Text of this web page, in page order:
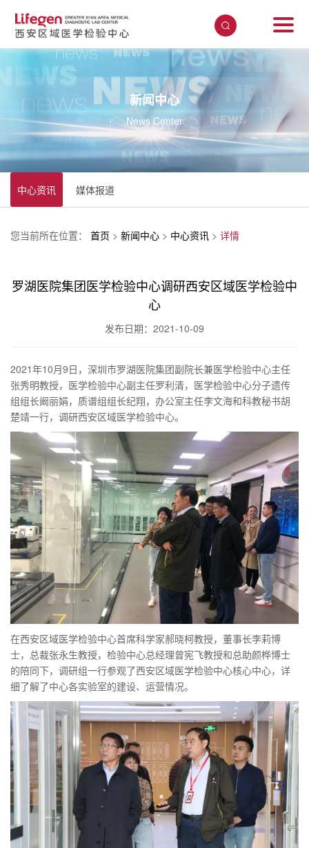
新闻中心
News Center
中心资讯 媒体报道
您当前所在位置： 首页 > 新闻中心 > 中心资讯 > 详情
罗湖医院集团医学检验中心调研西安区域医学检验中
心
发布日期：2021-10-09
2021年10月9日，深圳市罗湖医院集团副院长兼医学检验中心主任
张秀明教授，医学检验中心副主任罗利清，医学检验中心分子遗传
组组长阚丽娟，质谱组组长纪翔，办公室主任李文海和科教秘书胡
楚靖一行，调研西安区域医学检验中心。
在西安区域医学检验中心首席科学家郝晓柯教授，董事长李莉博
士，总裁张永生教授，检验中心总经理曾宪飞教授和总助颜桦博士
的陪同下，调研组一行参观了西安区域医学检验中心核心中心，详
细了解了中心各实验室的建设、运营情况。